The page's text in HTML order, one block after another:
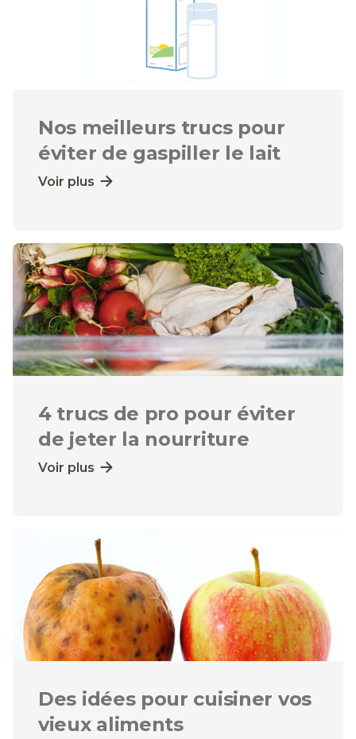
Nos meilleurs trucs pour
éviter de gaspiller le lait
Voir plus
4 trucs de pro pour éviter
de jeter la nourriture
Voir plus
Des idées pour cuisiner vos
vieux aliments